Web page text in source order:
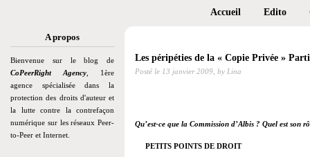
A propos
Bienvenue sur le blog de
CoPeerRight Agency , 1ère
agence spécialisée dans la
protection des droits d'auteur et
la lutte contre la contrefaçon
numérique sur les réseaux Peer-
to-Peer et Internet.
Accueil Edito
Les péripéties de la « Copie Privée »
Posté le 13 janvier 2009, by Lina
Qu’est-ce que la Commission d’Albis ? Quel est son
PETITS POINTS DE DROIT